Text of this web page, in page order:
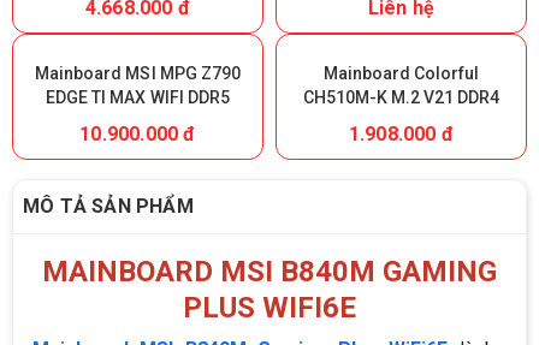
4.668.000 đ Liên hệ
Mainboard MSI MPG Z790
EDGE TI MAX WIFI DDR5
10.900.000 đ
Mainboard Colorful
CH510M-K M.2 V21 DDR4
1.908.000 đ
MÔ TẢ SẢN PHẨM
MAINBOARD MSI B840M GAMING
PLUS WIFI6E